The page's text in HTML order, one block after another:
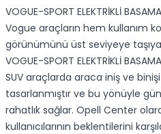
VOGUE-SPORT ELEKTRİKLİ
Vogue araçların hem kullanım
görünümünü üst seviyeye
VOGUE-SPORT ELEKTRİKLİ
SUV araçlarda araca iniş ve
tasarlanmıştır ve bu yönüyle
rahatlık sağlar. Opell Center
kullanıcılarının beklentilerini